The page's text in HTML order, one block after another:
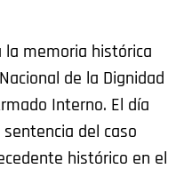
la memoria histórica
de la Dignidad
Interno. El día
del caso
histórico en el